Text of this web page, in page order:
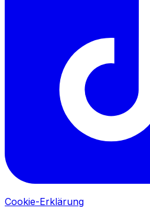
Cookie-Erklärung